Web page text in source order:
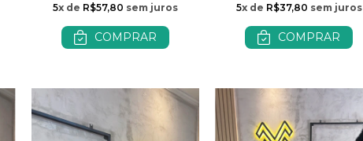
5x de R$57,80 sem juros
COMPRAR
5x de R$37,80 sem juros
COMPRAR